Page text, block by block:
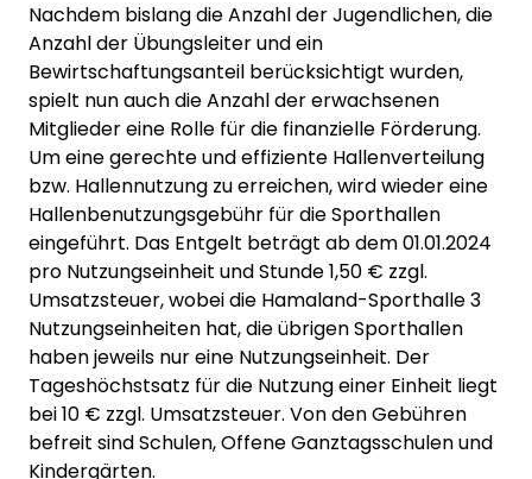
Nachdem bislang die Anzahl der Jugendlichen, die
Anzahl der Übungsleiter und ein
Bewirtschaftungsanteil berücksichtigt wurden,
spielt nun auch die Anzahl der erwachsenen
Mitglieder eine Rolle für die finanzielle Förderung.
Um eine gerechte und effiziente Hallenverteilung
bzw. Hallennutzung zu erreichen, wird wieder eine
Hallenbenutzungsgebühr für die Sporthallen
eingeführt. Das Entgelt beträgt ab dem 01.01.2024
pro Nutzungseinheit und Stunde 1,50 € zzgl.
Umsatzsteuer, wobei die Hamaland-Sporthalle 3
Nutzungseinheiten hat, die übrigen Sporthallen
haben jeweils nur eine Nutzungseinheit. Der
Tageshöchstsatz für die Nutzung einer Einheit liegt
bei 10 € zzgl. Umsatzsteuer. Von den Gebühren
befreit sind Schulen, Offene Ganztagsschulen und
Kindergärten.